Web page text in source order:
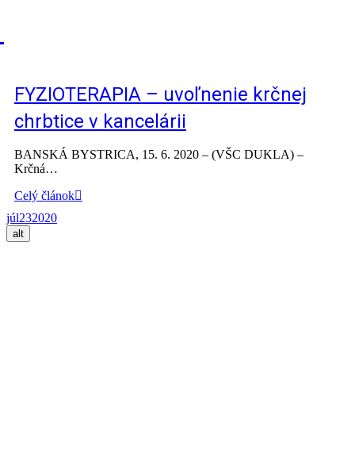
FYZIOTERAPIA – uvoľnenie krčnej
chrbtice v kancelárii
BANSKÁ BYSTRICA, 15. 6. 2020 – (VŠC DUKLA) –
Krčná…
Celý článok
júl232020
alt